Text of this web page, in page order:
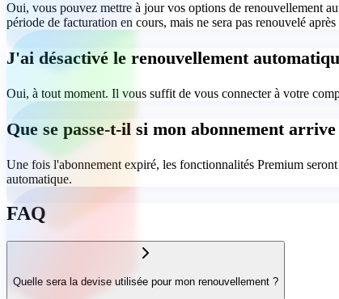
Oui, vous pouvez mettre à jour vos options de renouvellement
période de facturation en cours, mais ne sera pas renouvelé après
J'ai désactivé le renouvellement
Oui, à tout moment. Il vous suffit de vous connecter à votre
Que se passe-t-il si mon abonnement
Une fois l'abonnement expiré, les fonctionnalités Premium
automatique.
FAQ
Quelle sera la devise utilisée pour mon renouvellement ?